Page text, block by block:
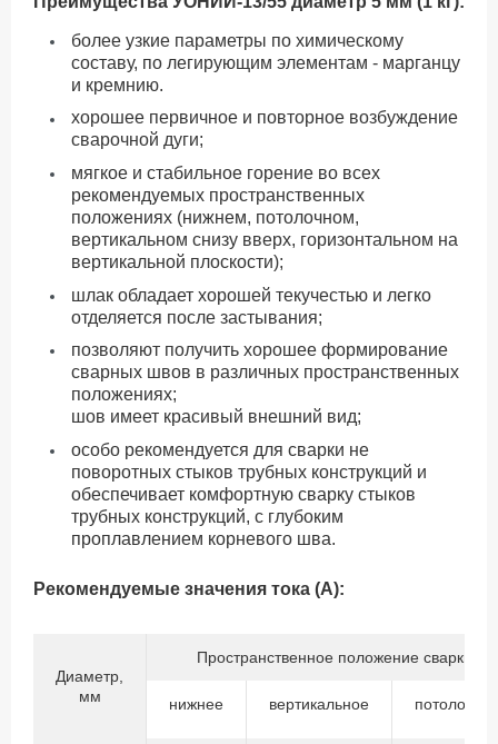
более узкие параметры по химическому
составу, по легирующим элементам - марганцу
и кремнию.
хорошее первичное и повторное возбуждение
сварочной дуги;
мягкое и стабильное горение во всех
рекомендуемых пространственных
положениях (нижнем, потолочном,
вертикальном снизу вверх, горизонтальном на
вертикальной плоскости);
шлак обладает хорошей текучестью и легко
отделяется после застывания;
позволяют получить хорошее формирование
сварных швов в различных пространственных
положениях;
шов имеет красивый внешний вид;
особо рекомендуется для сварки не
поворотных стыков трубных конструкций и
обеспечивает комфортную сварку стыков
трубных конструкций, с глубоким
проплавлением корневого шва.
Рекомендуемые значения тока (А):
Диаметр,
мм
Пространственное положение сварки
нижнее вертикальное